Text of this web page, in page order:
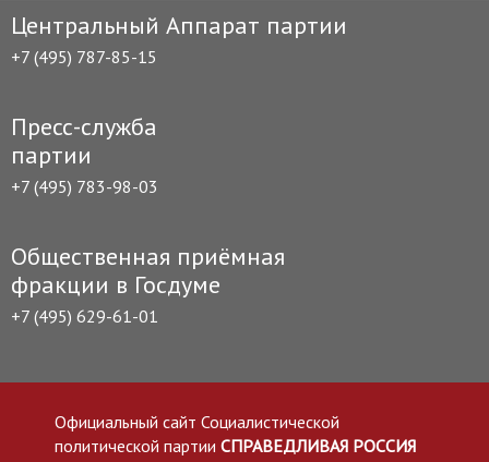
Центральный Аппарат партии
+7 (495) 787-85-15
Пресс-служба
партии
+7 (495) 783-98-03
Общественная приёмная
фракции в Госдуме
+7 (495) 629-61-01
Официальный сайт Социалистической
политической партии СПРАВЕДЛИВАЯ РОССИЯ